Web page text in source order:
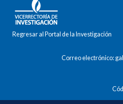
Regresar al Portal de la Investigación
Correo electrónico: